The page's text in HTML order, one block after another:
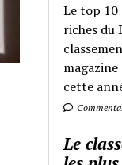
Le top 10
riches du
cette
Le